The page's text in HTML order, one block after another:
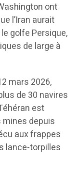
ont
l’Iran aurait
golfe Persique,
de large à
mars 2026,
de 30 navires
est
depuis
aux frappes
lance-torpilles